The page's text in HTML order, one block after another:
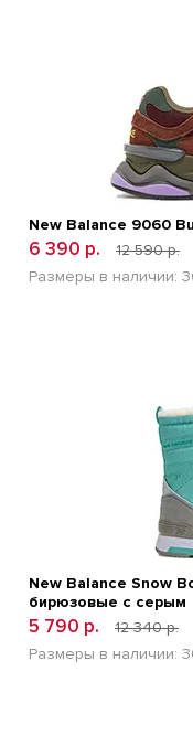
New Balance 9060
6 390 р.
12 590 р.
Размеры в наличии:
New Balance Snow
бирюзовые с серым
5 790 р.
12 340 р.
Размеры в наличии: